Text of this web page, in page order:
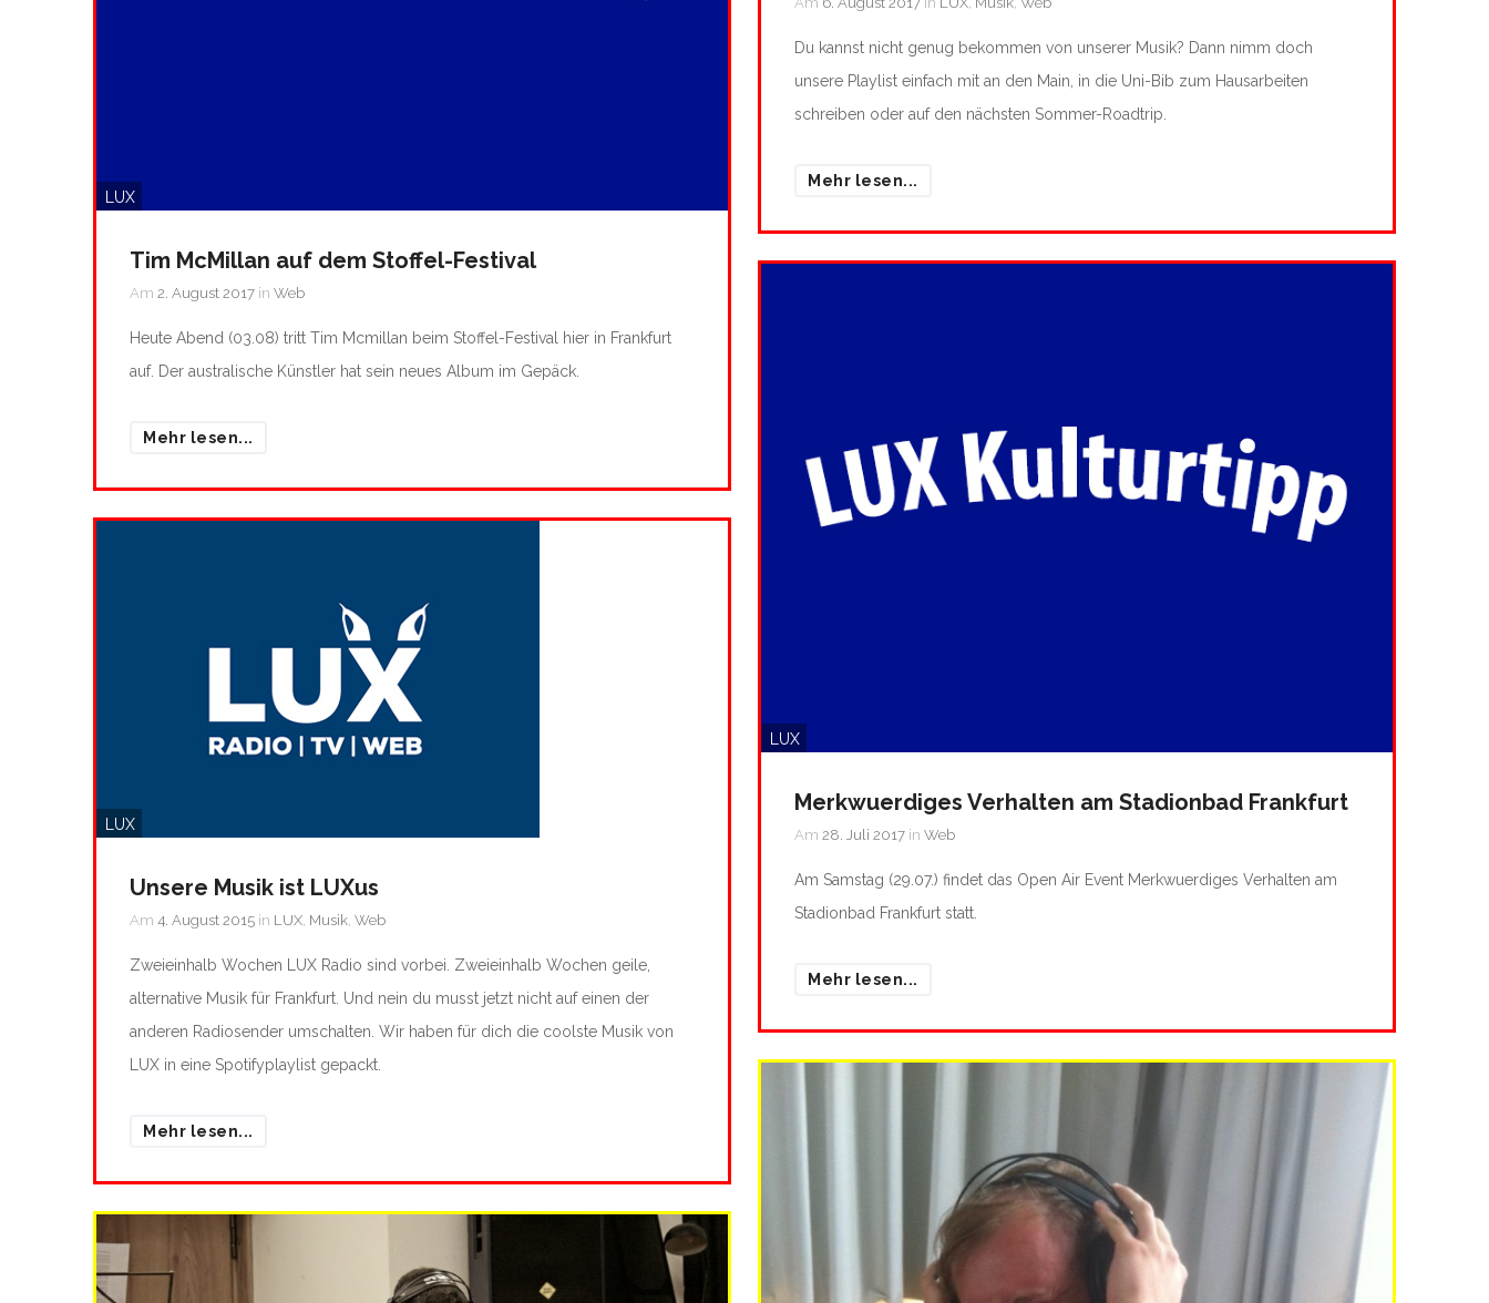
Du kannst nicht genug bekommen von unserer Musik? Dann nimm doch
unsere Playlist einfach mit an den Main, in die Uni-Bib zum Hausarbeiten
schreiben oder auf den nächsten Sommer-Roadtrip.
Mehr lesen...
LUX
Tim McMillan auf dem Stoffel-Festival
Am 2. August 2017 in Web
Heute Abend (03.08) tritt Tim Mcmillan beim Stoffel-Festival hier in Frankfurt
auf. Der australische Künstler hat sein neues Album im Gepäck.
Mehr lesen...
LUX
Merkwuerdiges Verhalten am Stadionbad Frankfurt
Am 28. Juli 2017 in Web
Am Samstag (29.07.) findet das Open Air Event Merkwuerdiges Verhalten am
Stadionbad Frankfurt statt.
Mehr lesen...
LUX
Unsere Musik ist LUXus
Am 4. August 2015 in LUX Musik Web
Zweieinhalb Wochen LUX Radio sind vorbei. Zweieinhalb Wochen geile,
alternative Musik für Frankfurt. Und nein du musst jetzt nicht auf einen der
anderen Radiosender umschalten. Wir haben für dich die coolste Musik von
LUX in eine Spotifyplaylist gepackt.
Mehr lesen...